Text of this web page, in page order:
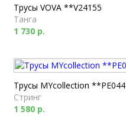
Трусы VOVA **V24155
Танга
1 730 р.
Трусы MYcollection **PE044
Стринг
1 580 р.